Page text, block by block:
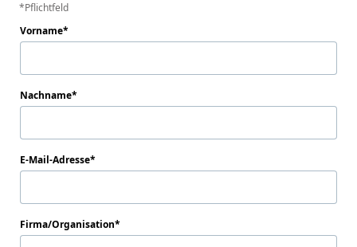
Pflichtfeld
Vorname
Nachname
E-Mail-Adresse
Firma/Organisation